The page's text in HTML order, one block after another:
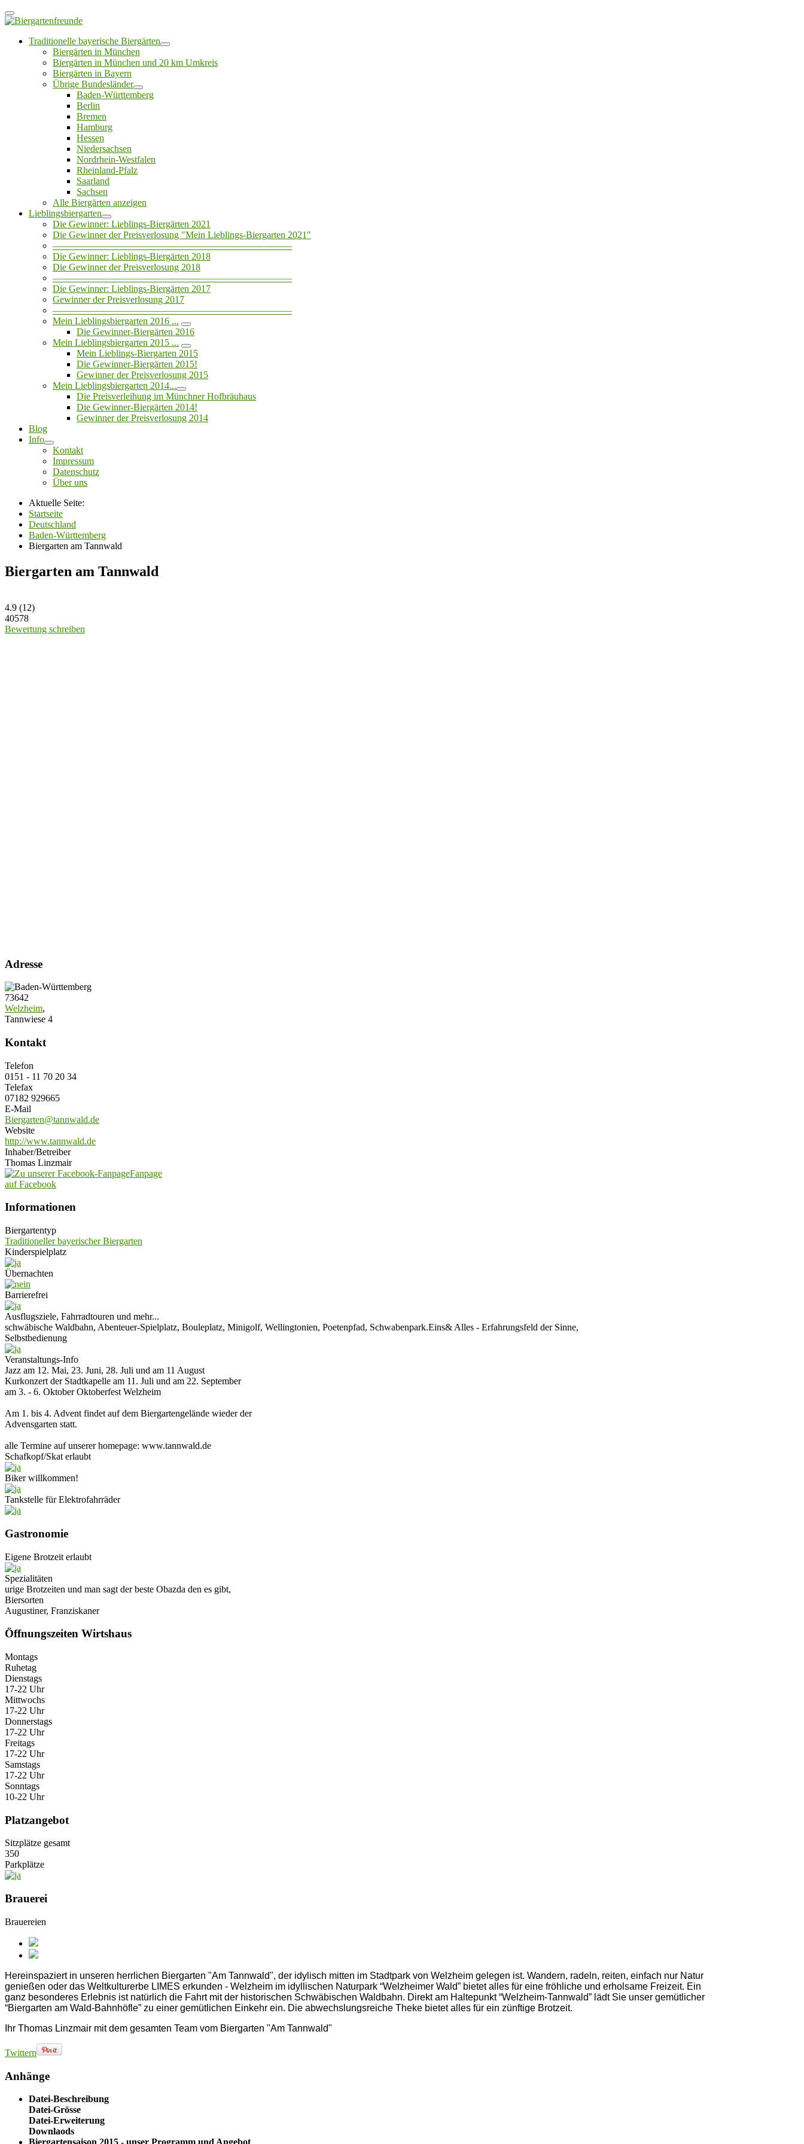
Traditionelle bayerische Biergärten
Biergärten in München
Biergärten in München und 20 km Umkreis
Biergärten in Bayern
Übrige Bundesländer
Baden-Württemberg
Berlin
Bremen
Hamburg
Hessen
Niedersachsen
Nordrhein-Westfalen
Rheinland-Pfalz
Saarland
Sachsen
Alle Biergärten anzeigen
Lieblingsbiergarten
Die Gewinner: Lieblings-Biergärten 2021
Die Gewinner der Preisverlosung "Mein Lieblings-Biergarten 2021"
—————————————————————————
Die Gewinner: Lieblings-Biergärten 2018
Die Gewinner der Preisverlosung 2018
—————————————————————————
Die Gewinner: Lieblings-Biergärten 2017
Gewinner der Preisverlosung 2017
—————————————————————————
Mein Lieblingsbiergarten 2016 ...
Die Gewinner-Biergärten 2016
Mein Lieblingsbiergarten 2015 ...
Mein Lieblings-Biergarten 2015
Die Gewinner-Biergärten 2015!
Gewinner der Preisverlosung 2015
Mein Lieblingsbiergarten 2014...
Die Preisverleihung im Münchner Hofbräuhaus
Die Gewinner-Biergärten 2014!
Gewinner der Preisverlosung 2014
Blog
Info
Kontakt
Impressum
Datenschutz
Über uns
Aktuelle Seite:
Startseite
Deutschland
Baden-Württemberg
Biergarten am Tannwald
Biergarten am Tannwald
4.9 (12)
40578
Bewertung schreiben
Adresse
73642
Welzheim,
Tannwiese 4
Kontakt
Telefon
0151 - 11 70 20 34
Telefax
07182 929665
E-Mail
Biergarten@tannwald.de
Website
http://www.tannwald.de
Inhaber/Betreiber
Thomas Linzmair
Fanpage
auf Facebook
Informationen
Biergartentyp
Traditioneller bayerischer Biergarten
Kinderspielplatz
Übernachten
Barrierefrei
Ausflugsziele, Fahrradtouren und mehr...
schwäbische Waldbahn, Abenteuer-Spielplatz, Bouleplatz, Minigolf, Wellingtonien, Poetenpfad, Schwabenpark.Eins& Alles - Erfahrungsfeld der Sinne,
Selbstbedienung
Veranstaltungs-Info
Jazz am 12. Mai, 23. Juni, 28. Juli und am 11 August
Kurkonzert der Stadtkapelle am 11. Juli und am 22. September
am 3. - 6. Oktober Oktoberfest Welzheim
Am 1. bis 4. Advent findet auf dem Biergartengelände wieder der
Advensgarten statt.
alle Termine auf unserer homepage: www.tannwald.de
Schafkopf/Skat erlaubt
Biker willkommen!
Tankstelle für Elektrofahrräder
Gastronomie
Eigene Brotzeit erlaubt
Spezialitäten
urige Brotzeiten und man sagt der beste Obazda den es gibt,
Biersorten
Augustiner, Franziskaner
Öffnungszeiten Wirtshaus
Montags
Ruhetag
Dienstags
17-22 Uhr
Mittwochs
17-22 Uhr
Donnerstags
17-22 Uhr
Freitags
17-22 Uhr
Samstags
17-22 Uhr
Sonntags
10-22 Uhr
Platzangebot
Sitzplätze gesamt
350
Parkplätze
Brauerei
Brauereien
Hereinspaziert in unseren herrlichen Biergarten "Am Tannwald", der idylisch mitten im Stadtpark von Welzheim gelegen ist. Wandern, radeln, reiten, einfach nur Natur
genießen oder das Weltkulturerbe LIMES erkunden - Welzheim im idyllischen Naturpark “Welzheimer Wald” bietet alles für eine fröhliche und erholsame Freizeit. Ein
ganz besonderes Erlebnis ist natürlich die Fahrt mit der historischen Schwäbischen Waldbahn. Direkt am Haltepunkt “Welzheim-Tannwald” lädt Sie unser gemütlicher
“Biergarten am Wald-Bahnhöfle” zu einer gemütlichen Einkehr ein. Die abwechslungsreiche Theke bietet alles für ein zünftige Brotzeit.
Ihr Thomas Linzmair mit dem gesamten Team vom Biergarten "Am Tannwald"
Twittern
Anhänge
Datei-Beschreibung
Datei-Grösse
Datei-Erweiterung
Downlaods